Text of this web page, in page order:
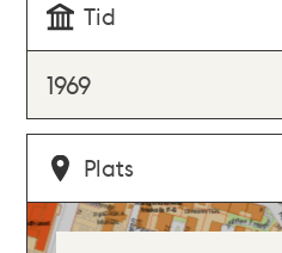
Tid
1969
Plats